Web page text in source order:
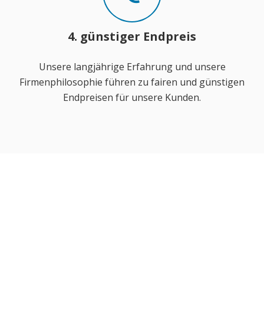
4. günstiger Endpreis
Unsere langjährige Erfahrung und unsere
Firmenphilosophie führen zu fairen und günstigen
Endpreisen für unsere Kunden.